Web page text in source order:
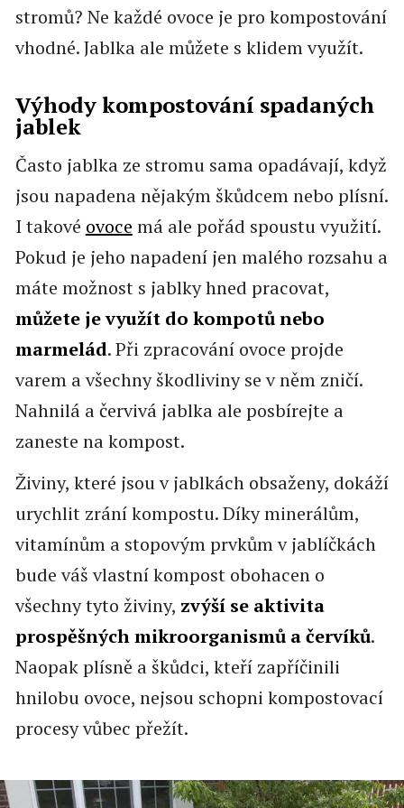
stromů? Ne každé ovoce je pro kompostování
vhodné. Jablka ale můžete s klidem využít.
Výhody kompostování spadaných
jablek
Často jablka ze stromu sama opadávají, když
jsou napadena nějakým škůdcem nebo plísní.
I takové ovoce má ale pořád spoustu využití.
Pokud je jeho napadení jen malého rozsahu a
máte možnost s jablky hned pracovat,
můžete je využít do kompotů nebo
marmelád. Při zpracování ovoce projde
varem a všechny škodliviny se v něm zničí.
Nahnilá a červivá jablka ale posbírejte a
zaneste na kompost.
Živiny, které jsou v jablkách obsaženy, dokáží
urychlit zrání kompostu. Díky minerálům,
vitamínům a stopovým prvkům v jablíčkách
bude váš vlastní kompost obohacen o
všechny tyto živiny, zvýší se aktivita
prospěšných mikroorganismů a červíků.
Naopak plísně a škůdci, kteří zapříčinili
hnilobu ovoce, nejsou schopni kompostovací
procesy vůbec přežít.